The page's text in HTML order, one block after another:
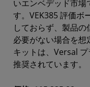
いエンベデッド市場
す。VEK385 評価ボ
しておらず、製品
必要がない場合を想
キットは、Versal
推奨されています。